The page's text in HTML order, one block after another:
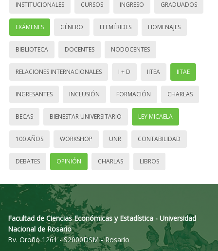
INSTITUCIONALES CURSOS INGRESO GRADUADOS
EXÁMENES GÉNERO EFEMÉRIDES HOMENAJES
BIBLIOTECA DOCENTES NODOCENTES
RELACIONES INTERNACIONALES I + D IITEA IITAE
INGRESANTES INCLUSIÓN FORMACIÓN CHARLAS
BECAS BIENESTAR UNIVERSITARIO LEY MICAELA
100 AÑOS WORKSHOP UNR CONTABILIDAD
DEBATES OPINIÓN CHARLAS LIBROS
Facultad de Ciencias Económicas y Estadística - Universidad
Nacional de Rosario
Bv. Oroño 1261 - S2000DSM - Rosario